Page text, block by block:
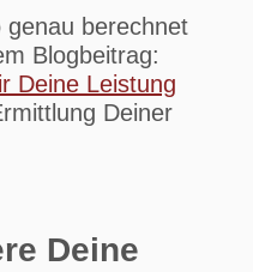
genau berechnet
Blogbeitrag:
Deine Leistung
Deiner
Deine